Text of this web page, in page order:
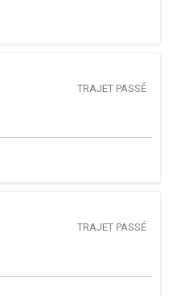
TRAJET PASSÉ
TRAJET PASSÉ